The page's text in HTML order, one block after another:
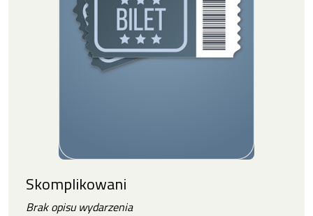
Skomplikowani
Brak opisu wydarzenia